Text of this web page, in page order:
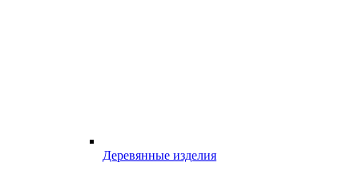
Деревянные изделия